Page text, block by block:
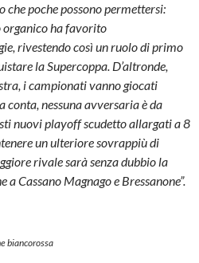
che poche possono permettersi:
organico ha favorito
rivestendo così un ruolo di primo
la Supercoppa. D’altronde,
i campionati vanno giocati
conta, nessuna avversaria è da
nuovi playoff scudetto allargati a 8
un ulteriore sovrappiù di
rivale sarà senza dubbio la
Cassano Magnago e Bressanone”.
biancorossa